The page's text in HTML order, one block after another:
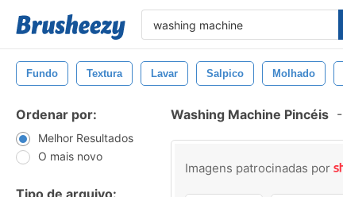
Fundo Textura Lavar Salpico Molhado
Ordenar por:
Melhor Resultados
O mais novo
Tipo de arquivo:
Washing Machine Pincéis -
Imagens patrocinadas por